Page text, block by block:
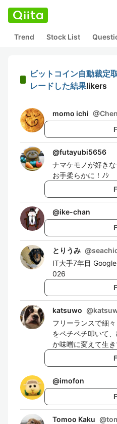
Trend Stock List
ビットコイン自動裁定
レードした結果likers
momo ichi @
@futayubi5656
ナマケモノが好きな
お手柔らかに！ﾉｼ
@ike-chan
とりうみ @
IT大手7年目
026
katsuwo @
フリーランスで細
をペチペチ叩いて
か味噌に変えて生き
@imofon
Tomoo Kaku @